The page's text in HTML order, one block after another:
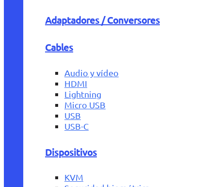
Adaptadores / Conversores
Cables
Audio y vídeo
HDMI
Lightning
Micro USB
USB
USB-C
Dispositivos
KVM